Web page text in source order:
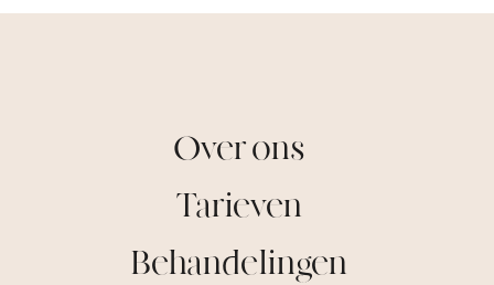
Over ons
Tarieven
Behandelingen